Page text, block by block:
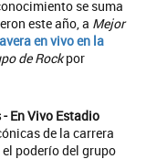
se suma
este año, a Mejor
en vivo en la
de Rockpor
- En Vivo Estadio
de la carrera
poderío del grupo